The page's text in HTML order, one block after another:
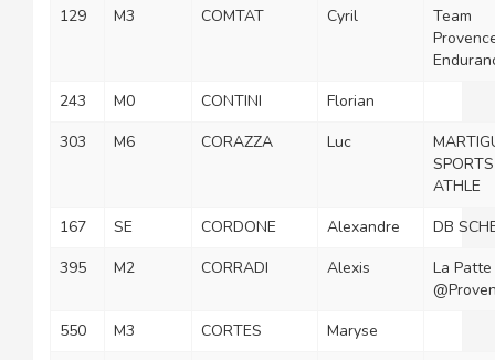
129
M3 COMTAT Cyril
Team
243
M0 CONTINI
Florian
303
M6 CORAZZA Luc
SPORTS
ATHLE
167
SE CORDONE Alexandre
DB
395
M2 CORRADI Alexis
La
550
M3 CORTES
Maryse